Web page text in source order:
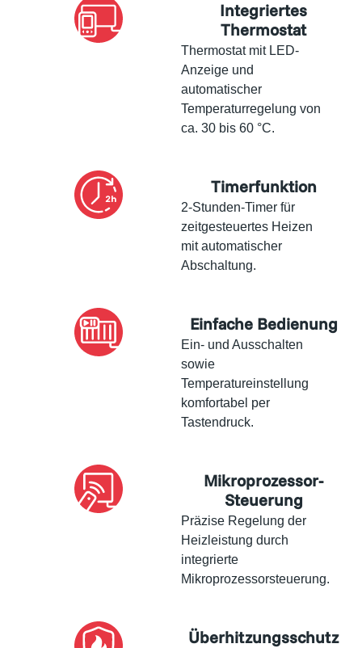
Integriertes
Thermostat
Thermostat mit LED-
Anzeige und
automatischer
Temperaturregelung von
ca. 30 bis 60 °C.
Timerfunktion
2-Stunden-Timer für
zeitgesteuertes Heizen
mit automatischer
Abschaltung.
Einfache Bedienung
Ein- und Ausschalten
sowie
Temperatureinstellung
komfortabel per
Tastendruck.
Mikroprozessor-
Steuerung
Präzise Regelung der
Heizleistung durch
integrierte
Mikroprozessorsteuerung.
Überhitzungsschutz